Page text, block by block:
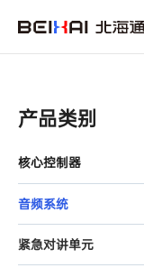
产品类别
核心控制器
音频系统
紧急对讲单元